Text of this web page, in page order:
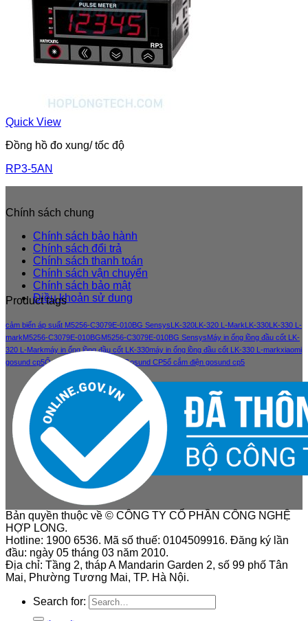
Quick View
Đồng hồ đo xung/ tốc độ
RP3-5AN
Chính sách chung
Chính sách bảo hành
Chính sách đổi trả
Chính sách thanh toán
Chính sách vận chuyển
Chính sách bảo mật
Điều khoản sử dung
Product tags
cảm biến áp suất M5256-C3079E-010BG Sensys LK-320 LK-320 L-Mark LK-330 LK-330 L-
markM5256-C3079E-010BGM5256-C3079E-010BG SensysMáy in ống lồng đầu cốt LK-
320 L-Markmáy in ống lồng đầu cốt LK-330máy in ống lồng đầu cốt LK-330 L-markxiaomi
gosund cp5Ổ cắm điện thông minh Gosund CP5ổ cắm điện gosund cp5
Bản quyền thuộc về © CÔNG TY CỔ PHẦN CÔNG NGHỆ
HỢP LONG.
Hotline: 1900 6536. Mã số thuế: 0104509916. Đăng ký lần
đầu: ngày 05 tháng 03 năm 2010.
Địa chỉ: Tầng 2, tháp A Mandarin Garden 2, số 99 phố Tân
Mai, Phường Tương Mai, TP. Hà Nội.
Search for: